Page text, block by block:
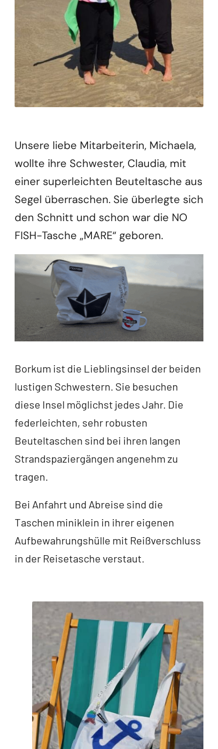
Unsere liebe Mitarbeiterin, Michaela,
wollte ihre Schwester, Claudia, mit
einer superleichten Beuteltasche aus
Segel überraschen. Sie überlegte sich
den Schnitt und schon war die NO
FISH-Tasche „MARE“ geboren.
Borkum ist die Lieblingsinsel der beiden
lustigen Schwestern. Sie besuchen
diese Insel möglichst jedes Jahr. Die
federleichten, sehr robusten
Beuteltaschen sind bei ihren langen
Strandspaziergängen angenehm zu
tragen.
Bei Anfahrt und Abreise sind die
Taschen miniklein in ihrer eigenen
Aufbewahrungshülle mit Reißverschluss
in der Reisetasche verstaut.